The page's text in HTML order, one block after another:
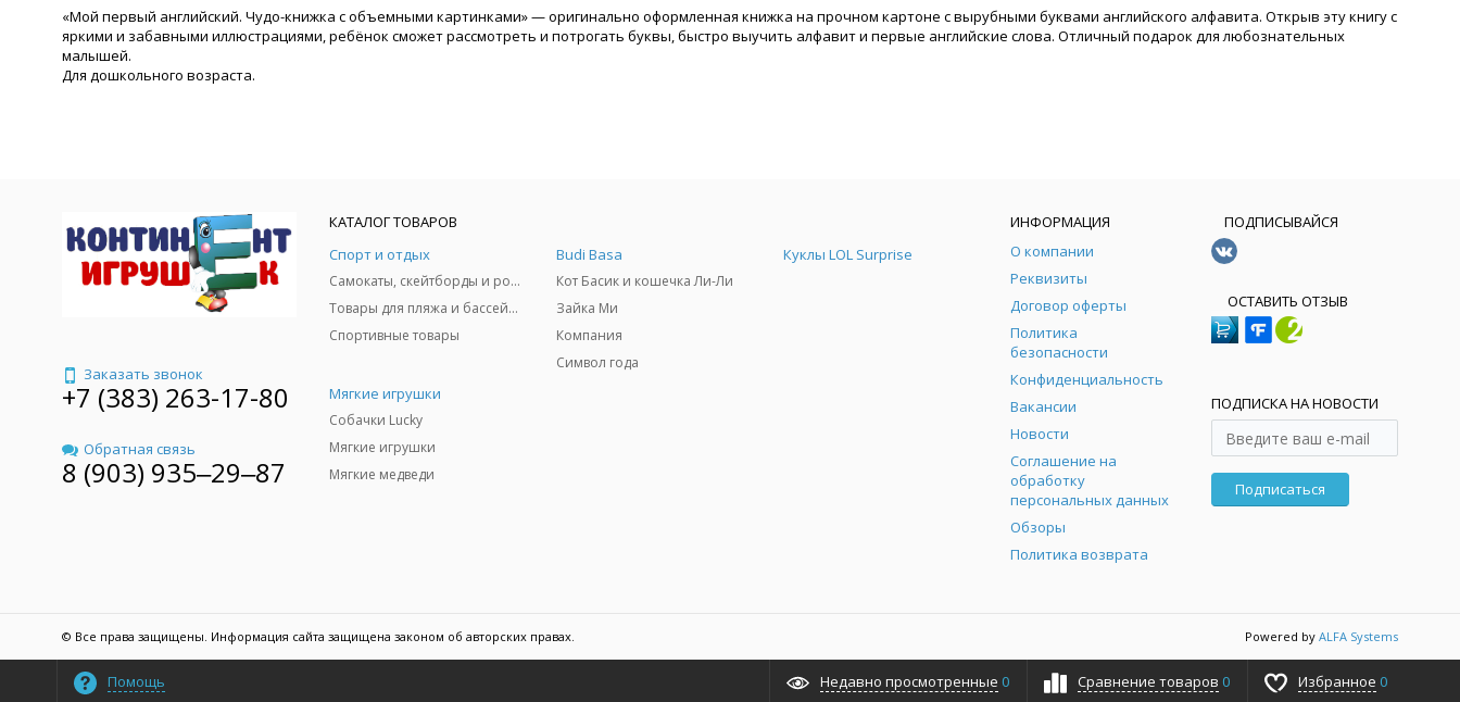
«Мой первый английский. Чудо-книжка с объемными картинками» — оригинально оформленная книжка на прочном картоне с вырубными буквами английского алфавита. Открыв эту книгу с
яркими и забавными иллюстрациями, ребёнок сможет рассмотреть и потрогать буквы, быстро выучить алфавит и первые английские слова. Отличный подарок для любознательных
малышей.
Для дошкольного возраста.
Заказать звонок
+7 (383) 263-17-80
Обратная связь
8 (903) 935‒29‒87
КАТАЛОГ ТОВАРОВ
Спорт и отдых
Самокаты, скейтборды и ролики
Товары для пляжа и бассейны
Спортивные товары
Budi Basa
Кот Басик и кошечка Ли-Ли
Зайка Ми
Компания
Символ года
Куклы LOL Surprise
Мягкие игрушки
Собачки Lucky
Мягкие игрушки
Мягкие медведи
ИНФОРМАЦИЯ
О компании
Реквизиты
Договор оферты
Политика
безопасности
Конфиденциальность
Вакансии
Новости
Соглашение на
обработку
персональных данных
Обзоры
Политика возврата
ПОДПИСЫВАЙСЯ
ОСТАВИТЬ ОТЗЫВ
ПОДПИСКА НА НОВОСТИ
Подписаться
© Все права защищены. Информация сайта защищена законом об авторских правах. Powered by ALFA Systems
Помощь Недавно просмотренные 0 Сравнение товаров 0 Избранное 0